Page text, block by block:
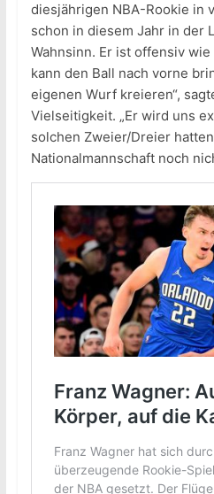
diesjährigen NBA-Rookie in
schon in diesem Jahr in der
Wahnsinn. Er ist offensiv
kann den Ball nach vorne
eigenen Wurf kreieren“,
Vielseitigkeit. „Er wird uns
solchen Zweier/Dreier
Nationalmannschaft noch